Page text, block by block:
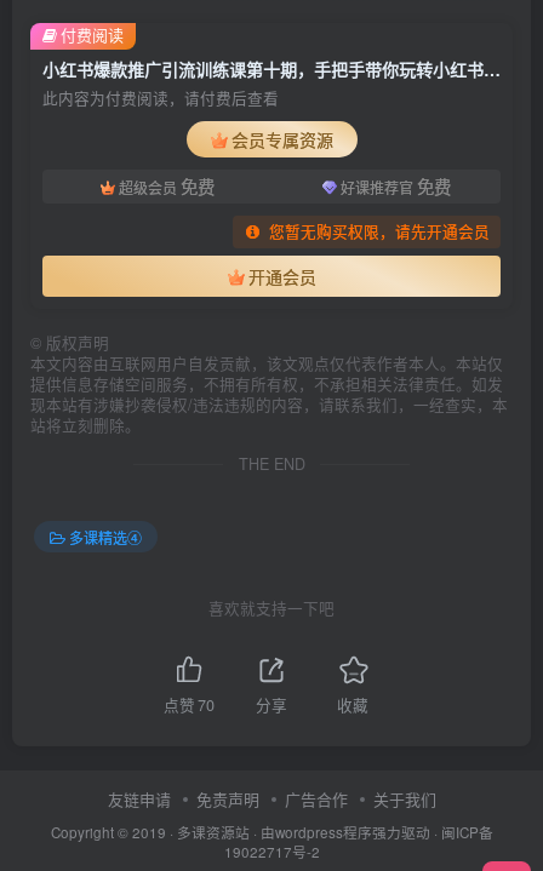
小红书爆款推广引流训练课第十期，手把手带你玩转小红书，轻松月入过万
此内容为付费阅读，请付费后查看
会员专属资源
超级会员 免费 好课推荐官 免费
您暂无购买权限，请先开通会员
开通会员
付费阅读
© 版权声明
本文内容由互联网用户自发贡献，该文观点仅代表作者本人。本站仅
提供信息存储空间服务，不拥有所有权，不承担相关法律责任。如发
现本站有涉嫌抄袭侵权/违法违规的内容，请联系我们，一经查实，本
站将立刻删除。
THE END
多课精选④
喜欢就支持一下吧
点赞70 分享 收藏
友链申请 免责声明 广告合作 关于我们
Copyright © 2019 · 多课资源站 · 由wordpress程序强力驱动 · 闽ICP备
19022717号-2